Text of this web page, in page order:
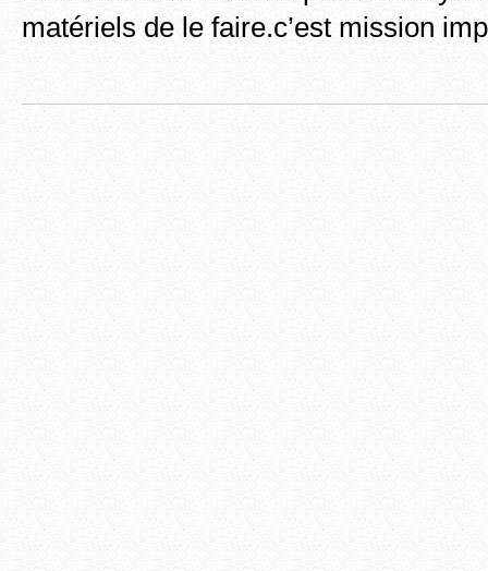
matériels de le faire.c’est mission